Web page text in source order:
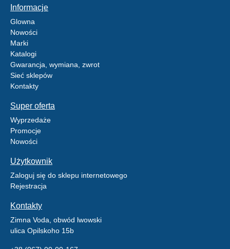
Informacje
Glowna
Nowości
Marki
Katalogi
Gwarancja, wymiana, zwrot
Sieć sklepów
Kontakty
Super oferta
Wyprzedaże
Promocje
Nowości
Użytkownik
Zaloguj się do sklepu internetowego
Rejestracja
Kontakty
Zimna Voda, obwód lwowski
ulica Opilskoho 15b